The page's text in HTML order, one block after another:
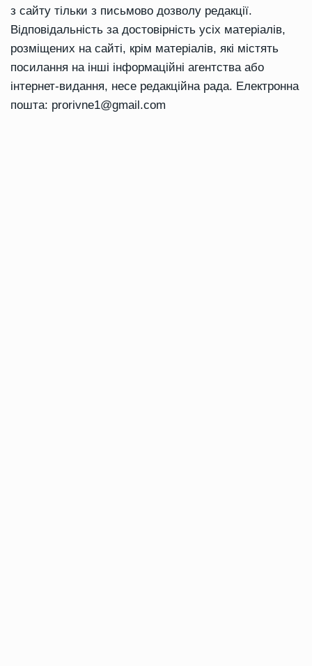
з сайту тільки з письмово дозволу редакції.
Відповідальність за достовірність усіх матеріалів,
розміщених на сайті, крім матеріалів, які містять
посилання на інші інформаційні агентства або
інтернет-видання, несе редакційна рада. Електронна
пошта: prorivne1@gmail.com